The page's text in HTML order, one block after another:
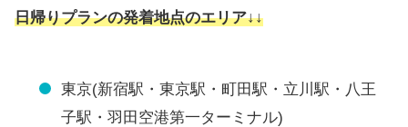
日帰りプランの発着地点のエリア↓↓
東京(新宿駅・東京駅・町田駅・立川駅・八王
子駅・羽田空港第一ターミナル)